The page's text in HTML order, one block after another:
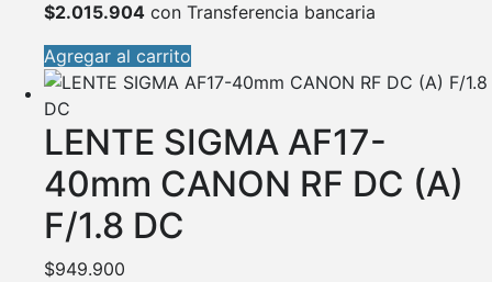
$2.015.904 con Transferencia bancaria
Agregar al carrito
LENTE SIGMA AF17-
40mm CANON RF DC (A)
F/1.8 DC
$949.900